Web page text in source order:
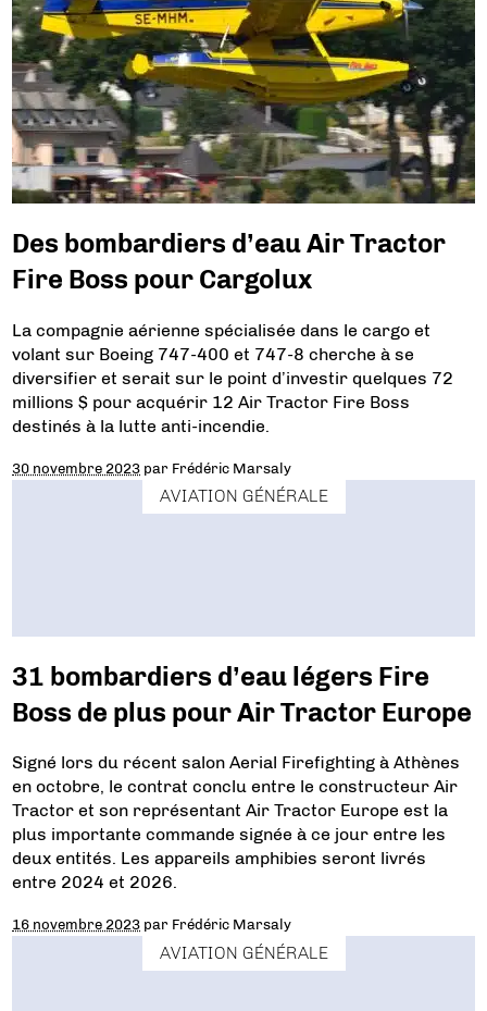
Des bombardiers d’eau Air Tractor
Fire Boss pour Cargolux
La compagnie aérienne spécialisée dans le cargo et
volant sur Boeing 747-400 et 747-8 cherche à se
diversifier et serait sur le point d’investir quelques 72
millions $ pour acquérir 12 Air Tractor Fire Boss
destinés à la lutte anti-incendie.
30 novembre 2023 par Frédéric Marsaly
AVIATION GÉNÉRALE
31 bombardiers d’eau légers Fire
Boss de plus pour Air Tractor Europe
Signé lors du récent salon Aerial Firefighting à Athènes
en octobre, le contrat conclu entre le constructeur Air
Tractor et son représentant Air Tractor Europe est la
plus importante commande signée à ce jour entre les
deux entités. Les appareils amphibies seront livrés
entre 2024 et 2026.
16 novembre 2023 par Frédéric Marsaly
AVIATION GÉNÉRALE